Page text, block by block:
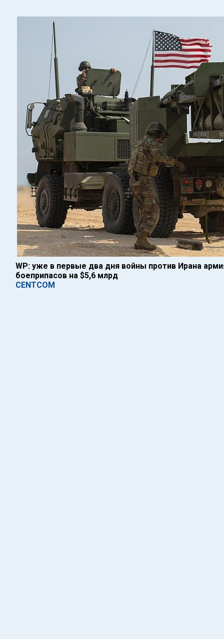
WP: уже в первые два дня войны против Ирана
боеприпасов на $5,6 млрд
CENTCOM